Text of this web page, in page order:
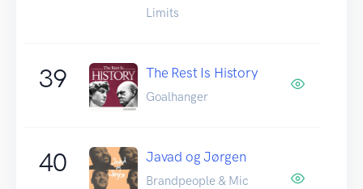
Limits
39 The Rest Is History
Goalhanger
40 Javad og Jørgen
Brandpeople & Mic